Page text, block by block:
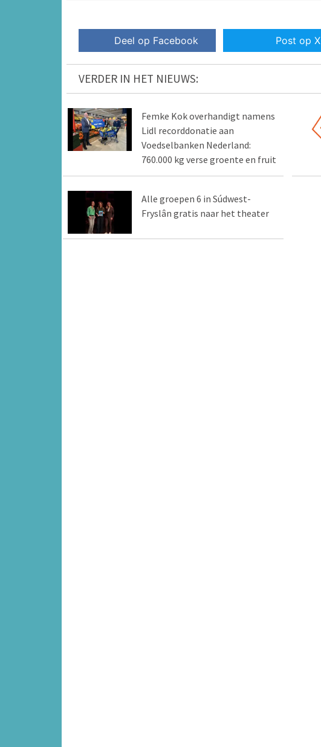
Deel op Facebook Post op X
VERDER IN HET NIEUWS:
Femke Kok overhandigt namens
Lidl recorddonatie aan
Voedselbanken Nederland:
760.000 kg verse groente en fruit
Alle groepen 6 in Súdwest-
Fryslân gratis naar het theater